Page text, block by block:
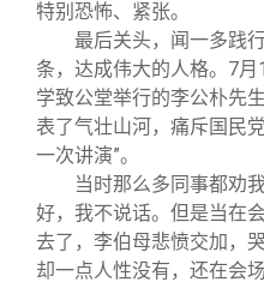
特别恐怖、紧张。
最后关头，闻一多践
条，达成伟大的人格。 7月
学致公堂举行的李公朴先
表了气壮山河，痛斥国民
一次讲演”。
当时那么多同事都劝
好，我不说话。但是当在
去了，李伯母悲愤交加，
却一点人性没有，还在会